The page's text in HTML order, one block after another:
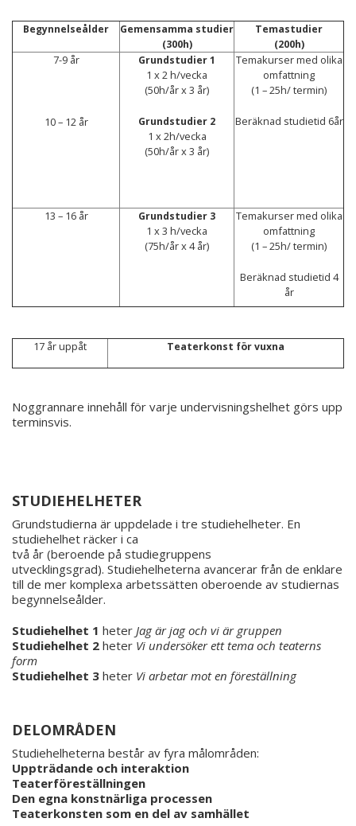
Begynnelseålder
Gemensamma studier
(300h)
Temastudier
(200h)
7-9 år
10 – 12 år
Grundstudier 1
1 x 2 h/vecka
(50h/år x 3 år)
Grundstudier 2
1 x 2h/vecka
(50h/år x 3 år)
Temakurser med olika
omfattning
(1 – 25h/ termin)
Beräknad studietid 6år
13 – 16 år Grundstudier 3
1 x 3 h/vecka
(75h/år x 4 år)
Temakurser med olika
omfattning
(1 – 25h/ termin)
Beräknad studietid 4
år
17 år uppåt Teaterkonst för vuxna
Noggrannare innehåll för varje undervisningshelhet görs upp
terminsvis.
STUDIEHELHETER
Grundstudierna är uppdelade i tre studiehelheter. En
studiehelhet räcker i ca
två år (beroende på studiegruppens
utvecklingsgrad). Studiehelheterna avancerar från de enklare
till de mer komplexa arbetssätten oberoende av studiernas
begynnelseålder.
Studiehelhet 1 heter Jag är jag och vi är gruppen
Studiehelhet 2 heter Vi undersöker ett tema och teaterns
form
Studiehelhet 3 heter Vi arbetar mot en föreställning
DELOMRÅDEN
Studiehelheterna består av fyra målområden:
Uppträdande och interaktion
Teaterföreställningen
Den egna konstnärliga processen
Teaterkonsten som en del av samhället